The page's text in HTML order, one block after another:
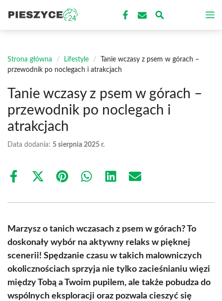
treści
Strona główna / Lifestyle /
Tanie wczasy z psem w górach –
przewodnik po noclegach i atrakcjach
Tanie wczasy z psem w górach –
przewodnik po noclegach i
atrakcjach
Data dodania: 5 sierpnia 2025 r.
Share
Share
(Twitter)
Share Share Share Share
Marzysz o tanich wczasach z psem w górach? To
doskonały wybór na aktywny relaks w pięknej
scenerii! Spędzanie czasu w takich malowniczych
okolicznościach sprzyja nie tylko zacieśnianiu więzi
między Tobą a Twoim pupilem, ale także pobudza do
wspólnych eksploracji oraz pozwala cieszyć się